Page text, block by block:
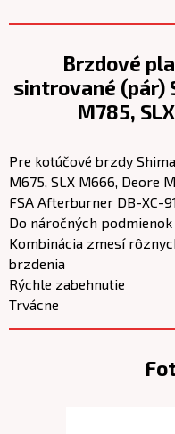
Brzdové
sintrované (pár)
M785,
Pre kotúčové brzdy
M675, SLX M666, Deore
FSA Afterburner DB-XC-
Do náročných podmienok
Kombinácia zmesí
brzdenia
Rýchle zabehnutie
Trvácne